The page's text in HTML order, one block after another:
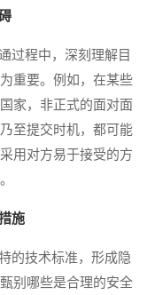
程中，深刻理解目
重要。例如，在某些
家，非正式的面对面
至提交时机，都可能
用对方易于接受的方
施
技术标准，形成隐
别哪些是合理的安全